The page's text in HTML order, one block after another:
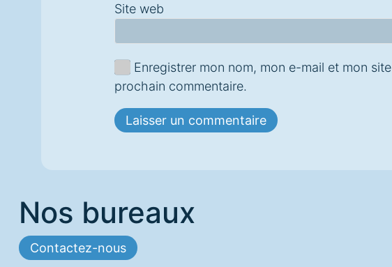
Site web
Enregistrer mon nom, mon e-mail et mon
prochain commentaire.
Nos bureaux
Contactez-nous